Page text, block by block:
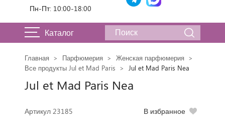
Пн-Пт: 10:00-18:00
Каталог
Главная Парфюмерия
Женская парфюмерия
Все продукты Jul et Mad Paris
Jul et Mad Paris Nea
Jul et Mad Paris Nea
Артикул 23185 В избранное